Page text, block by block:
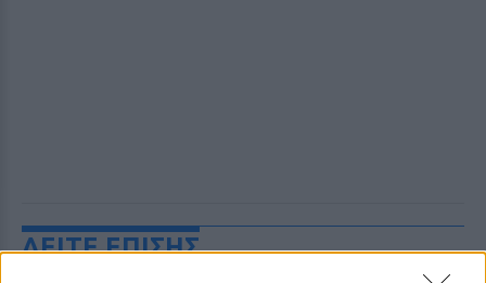
ΔΕΙΤΕ ΕΠΙΣΗΣ